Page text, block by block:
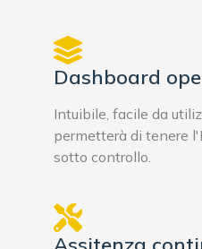
Dashboard
Intuibile, facile da
permetterà di tenere
sotto controllo.